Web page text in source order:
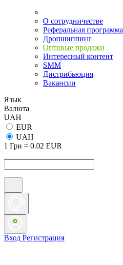
О сотрудничестве
Реферальная программа
Дропшиппинг
Оптовые продажи
Интересный контент
SMM
Дистрибьюция
Вакансии
Язык
Валюта
UAH
EUR
UAH
1 Грн = 0.02 EUR
Вход Регистрация